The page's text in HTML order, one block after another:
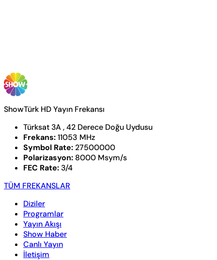
ShowTürk HD Yayın Frekansı
Türksat 3A , 42 Derece Doğu Uydusu
Frekans:11053 MHz
Symbol Rate: 27500000
Polarizasyon: 8000 Msym/s
FEC Rate: 3/4
TÜM FREKANSLAR
Diziler
Programlar
Yayın Akışı
Show Haber
Canlı Yayın
İletişim